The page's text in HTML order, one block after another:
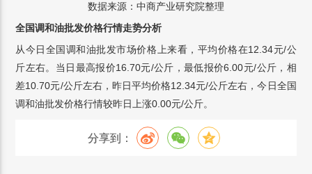
数据来源：中商产业研究院整理
全国调和油批发价格行情走势分析
从今日全国调和油批发市场价格上来看，平均价格在12.34元/公
斤左右。当日最高报价16.70元/公斤，最低报价6.00元/公斤，相
差10.70元/公斤左右，昨日平均价格12.34元/公斤左右，今日全国
调和油批发价格行情较昨日上涨0.00元/公斤。
分享到：